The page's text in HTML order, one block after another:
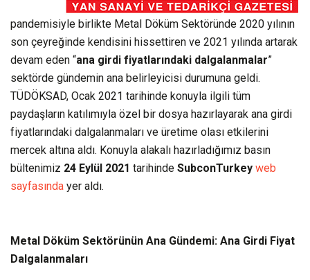
pandemisiyle birlikte Metal Döküm Sektöründe 2020 yılının
son çeyreğinde kendisini hissettiren ve 2021 yılında artarak
devam eden “ana girdi fiyatlarındaki dalgalanmalar”
sektörde gündemin ana belirleyicisi durumuna geldi.
TÜDÖKSAD, Ocak 2021 tarihinde konuyla ilgili tüm
paydaşların katılımıyla özel bir dosya hazırlayarak ana girdi
fiyatlarındaki dalgalanmaları ve üretime olası etkilerini
mercek altına aldı. Konuyla alakalı hazırladığımız basın
bültenimiz 24 Eylül 2021 tarihinde SubconTurkey web
sayfasında yer aldı.
Metal Döküm Sektörünün Ana Gündemi: Ana Girdi Fiyat
Dalgalanmaları